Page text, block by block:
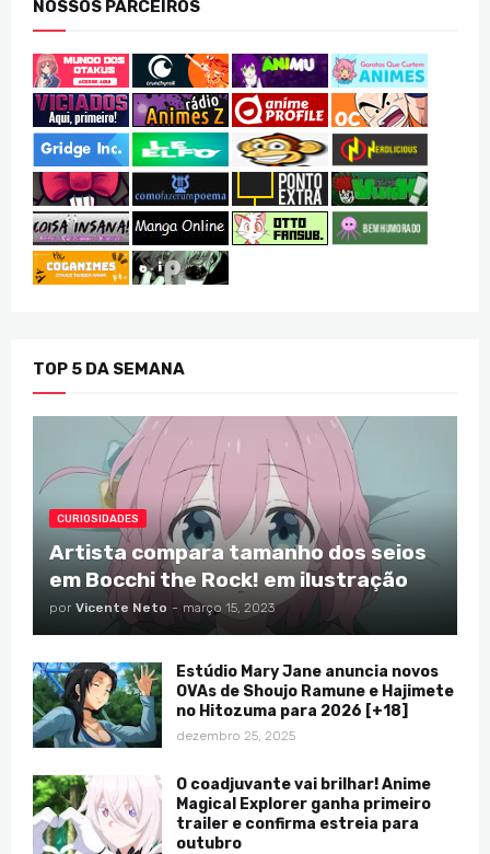
NOSSOS PARCEIROS
TOP 5 DA SEMANA
CURIOSIDADES
Artista compara tamanho dos seios
em Bocchi the Rock! em ilustração
por Vicente Neto - março 15, 2023
Estúdio Mary Jane anuncia novos
OVAs de Shoujo Ramune e Hajimete
no Hitozuma para 2026 [+18]
dezembro 25, 2025
O coadjuvante vai brilhar! Anime
Magical Explorer ganha primeiro
trailer e confirma estreia para
outubro